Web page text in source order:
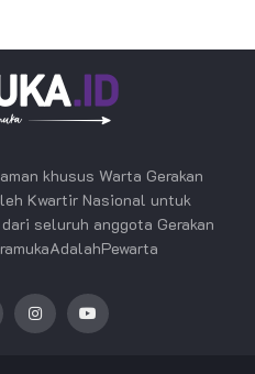
khusus Warta Gerakan
Kwartir Nasional untuk
seluruh anggota Gerakan